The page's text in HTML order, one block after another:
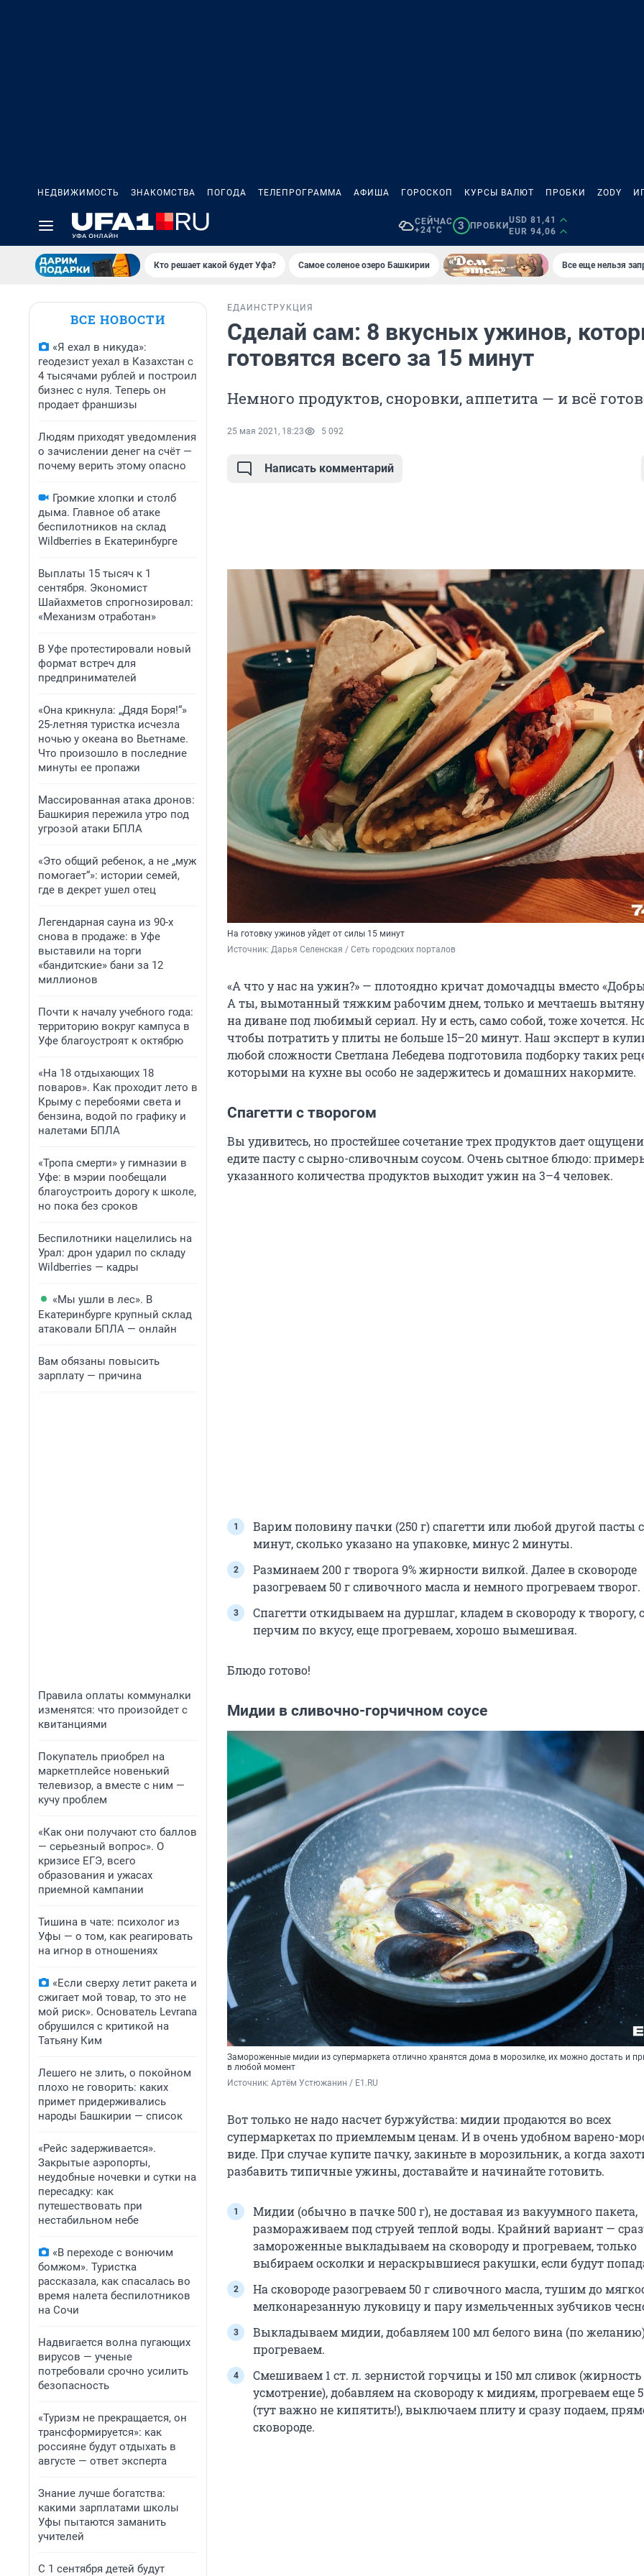
НЕДВИЖИМОСТЬ ЗНАКОМСТВА ПОГОДА ТЕЛЕПРОГРАММА АФИША ГОРОСКОП КУРСЫ ВАЛЮТ ПРОБКИ ZODY
СЕЙЧАС
+24°C
3 ПРОБКИ
USD 81,41
EUR 94,06
Кто решает какой будет Уфа? Самое соленое озеро Башкирии Все еще нельзя
ВСЕ НОВОСТИ
«Я ехал в никуда»:
геодезист уехал в Казахстан с
4 тысячами рублей и построил
бизнес с нуля. Теперь он
продает франшизы
Людям приходят уведомления
о зачислении денег на счёт —
почему верить этому опасно
Громкие хлопки и столб
дыма. Главное об атаке
беспилотников на склад
Wildberries в Екатеринбурге
Выплаты 15 тысяч к 1
сентября. Экономист
Шайахметов спрогнозировал:
«Механизм отработан»
В Уфе протестировали новый
формат встреч для
предпринимателей
«Она крикнула: „Дядя Боря!“»
25-летняя туристка исчезла
ночью у океана во Вьетнаме.
Что произошло в последние
минуты ее пропажи
Массированная атака дронов:
Башкирия пережила утро под
угрозой атаки БПЛА
«Это общий ребенок, а не „муж
помогает“»: истории семей,
где в декрет ушел отец
Легендарная сауна из 90-х
снова в продаже: в Уфе
выставили на торги
«бандитские» бани за 12
миллионов
Почти к началу учебного года:
территорию вокруг кампуса в
Уфе благоустроят к октябрю
«На 18 отдыхающих 18
поваров». Как проходит лето в
Крыму с перебоями света и
бензина, водой по графику и
налетами БПЛА
«Тропа смерти» у гимназии в
Уфе: в мэрии пообещали
благоустроить дорогу к школе,
но пока без сроков
Беспилотники нацелились на
Урал: дрон ударил по складу
Wildberries — кадры
«Мы ушли в лес». В
Екатеринбурге крупный склад
атаковали БПЛА — онлайн
Вам обязаны повысить
зарплату — причина
Правила оплаты коммуналки
изменятся: что произойдет с
квитанциями
Покупатель приобрел на
маркетплейсе новенький
телевизор, а вместе с ним —
кучу проблем
«Как они получают сто баллов
— серьезный вопрос». О
кризисе ЕГЭ, всего
образования и ужасах
приемной кампании
Тишина в чате: психолог из
Уфы — о том, как реагировать
на игнор в отношениях
«Если сверху летит ракета и
сжигает мой товар, то это не
мой риск». Основатель Levrana
обрушился с критикой на
Татьяну Ким
Лешего не злить, о покойном
плохо не говорить: каких
примет придерживались
народы Башкирии — список
«Рейс задерживается».
Закрытые аэропорты,
неудобные ночевки и сутки на
пересадку: как
путешествовать при
нестабильном небе
«В переходе с вонючим
бомжом». Туристка
рассказала, как спасалась во
время налета беспилотников
на Сочи
Надвигается волна пугающих
вирусов — ученые
потребовали срочно усилить
безопасность
«Туризм не прекращается, он
трансформируется»: как
россияне будут отдыхать в
августе — ответ эксперта
Знание лучше богатства:
какими зарплатами школы
Уфы пытаются заманить
учителей
С 1 сентября детей будут
ЕДА ИНСТРУКЦИЯ
Сделай сам: 8 вкусных ужинов,
готовятся всего за 15 минут
Немного продуктов, сноровки, аппетита — и всё
25 мая 2021, 18:23 5 092
Написать комментарий
На готовку ужинов уйдет от силы 15 минут
Источник: Дарья Селенская / Сеть городских порталов
«А что у нас на ужин?» — плотоядно кричат домочадцы вместо
А ты, вымотанный тяжким рабочим днем, только и мечтаешь
на диване под любимый сериал. Ну и есть, само собой, тоже хочется.
чтобы потратить у плиты не больше 15–20 минут. Наш эксперт в
любой сложности Светлана Лебедева подготовила подборку таких
которыми на кухне вы особо не задержитесь и домашних накормите.
Спагетти с творогом
Вы удивитесь, но простейшее сочетание трех продуктов дает
едите пасту с сырно-сливочным соусом. Очень сытное блюдо:
указанного количества продуктов выходит ужин на 3–4 человек.
Варим половину пачки (250 г) спагетти или любой другой пасты
минут, сколько указано на упаковке, минус 2 минуты.
Разминаем 200 г творога 9% жирности вилкой. Далее в сковороде
разогреваем 50 г сливочного масла и немного прогреваем творог.
Спагетти откидываем на дуршлаг, кладем в сковороду к творогу,
перчим по вкусу, еще прогреваем, хорошо вымешивая.
Блюдо готово!
Мидии в сливочно-горчичном соусе
Замороженные мидии из супермаркета отлично хранятся дома в морозилке, их можно достать и
в любой момент
Источник: Артём Устюжанин / E1.RU
Вот только не надо насчет буржуйства: мидии продаются во всех
супермаркетах по приемлемым ценам. И в очень удобном варено-
виде. При случае купите пачку, закиньте в морозильник, а когда
разбавить типичные ужины, доставайте и начинайте готовить.
Мидии (обычно в пачке 500 г), не доставая из вакуумного пакета,
размораживаем под струей теплой воды. Крайний вариант —
замороженные выкладываем на сковороду и прогреваем, только
выбираем осколки и нераскрывшиеся ракушки, если будут
На сковороде разогреваем 50 г сливочного масла, тушим до
мелконарезанную луковицу и пару измельченных зубчиков
Выкладываем мидии, добавляем 100 мл белого вина (по
прогреваем.
Смешиваем 1 ст. л. зернистой горчицы и 150 мл сливок
усмотрение), добавляем на сковороду к мидиям, прогреваем еще
(тут важно не кипятить!), выключаем плиту и сразу подаем,
сковороде.